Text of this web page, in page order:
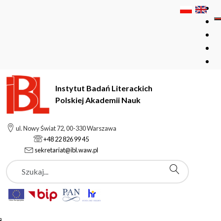
Instytut Badań Literackich
Polskiej Akademii Nauk
ul. Nowy Świat 72, 00-330 Warszawa
+48 22 826 99 45
sekretariat@ibl.waw.pl
Szukaj
Instytut Badań Literackich Polskiej Akademii Nauk
Kursy